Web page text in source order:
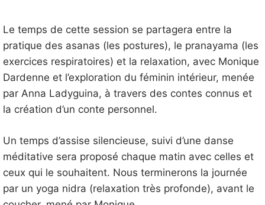
Le temps de cette session se partagera entre la
pratique des asanas (les postures), le pranayama (les
exercices respiratoires) et la relaxation, avec Monique
Dardenne et l’exploration du féminin intérieur, menée
par Anna Ladyguina, à travers des contes connus et
la création d’un conte personnel.
Un temps d’assise silencieuse, suivi d’une danse
méditative sera proposé chaque matin avec celles et
ceux qui le souhaitent. Nous terminerons la journée
par un yoga nidra (relaxation très profonde), avant le